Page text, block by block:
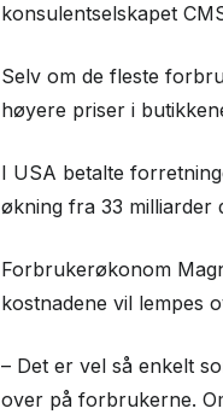
konsulentselskapet
Selv om de fleste
høyere priser i
I USA betalte
økning fra 33 milliarder
Forbrukerøkonom
kostnadene vil lempes
– Det er vel så enkelt
over på forbrukerne.